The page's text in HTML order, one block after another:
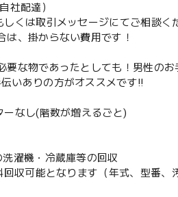
社配達）
くは取引メッセージにてご相談く
は、掛からない費用です！
要な物であったとしても！男性の
いありの方がオススメです‼️
なし(階数が増えるごと)
濯機・冷蔵庫等の回収
収可能となります（年式、型番、